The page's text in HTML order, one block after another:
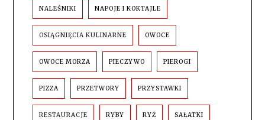
NALEŚNIKI NAPOJE I KOKTAJLE
OSIĄGNIĘCIA KULINARNE OWOCE
OWOCE MORZA PIECZYWO PIEROGI
PIZZA PRZETWORY PRZYSTAWKI
RESTAURACJE RYBY RYŻ SAŁATKI